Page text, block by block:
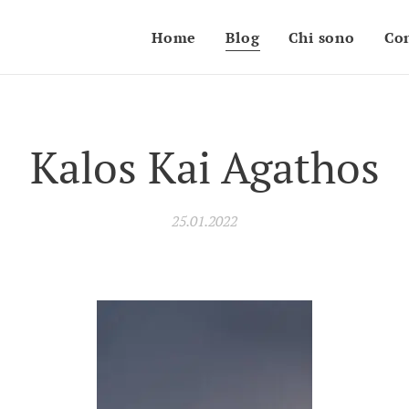
Home Blog Chi sono
Kalos Kai Agathos
25.01.2022